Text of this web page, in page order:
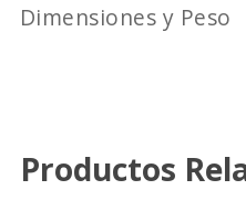
Dimensiones y Peso
Productos